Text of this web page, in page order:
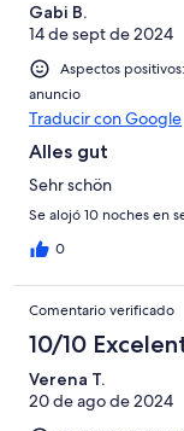
Gabi B.
14 de sept de 2024
Aspectos
anuncio
Traducir con Google
Alles gut
Sehr schön
Se alojó 10 noches en
0
Comentario verificado
10/10
Verena T.
20 de ago de 2024